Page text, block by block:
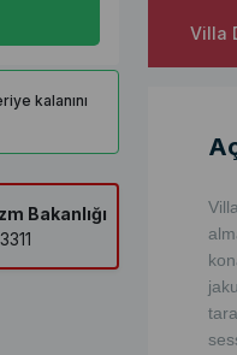
kalanını
Bakanlığı
Villa